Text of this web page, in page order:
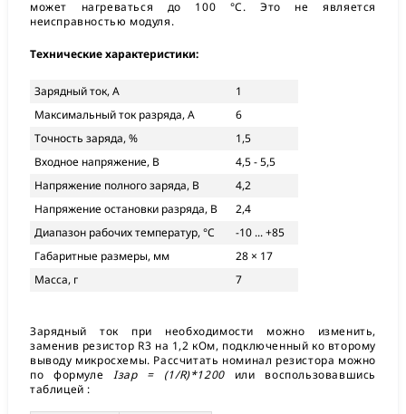
может нагреваться до 100 °С. Это не является
неисправностью модуля.
Технические характеристики:
Зарядный ток, А
1
Максимальный ток разряда, А
6
Точность заряда, %
1,5
Входное напряжение, В
4,5 - 5,5
Напряжение полного заряда, В
4,2
Напряжение остановки разряда, В
2,4
Диапазон рабочих температур, °С
-10 ... +85
Габаритные размеры, мм
28 × 17
Масса, г
7
Зарядный ток при необходимости можно изменить,
заменив резистор R3 на 1,2 кОм, подключенный ко второму
выводу микросхемы. Рассчитать номинал резистора можно
по формулеIзар = (1/R)*1200или воспользовавшись
таблицей :